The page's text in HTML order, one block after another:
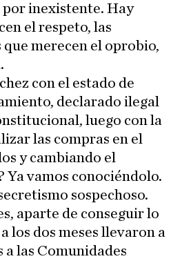
por inexistente. Hay
el respeto, las
merecen el oprobio,
con el estado de
declarado ilegal
luego con la
las compras en el
y cambiando el
Ya vamos conociéndolo.
sospechoso.
aparte de conseguir lo
los dos meses llevaron a
las Comunidades